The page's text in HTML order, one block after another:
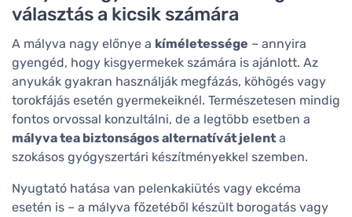
választás a kicsik számára
A mályva nagy előnye a kíméletessége – annyira
gyengéd, hogy kisgyermekek számára is ajánlott. Az
anyukák gyakran használják megfázás, köhögés vagy
torokfájás esetén gyermekeiknél. Természetesen mindig
fontos orvossal konzultálni, de a legtöbb esetben a
mályva tea biztonságos alternatívát jelent a
szokásos gyógyszertári készítményekkel szemben.
Nyugtató hatása van pelenkakiütés vagy ekcéma
esetén is – a mályva főzetéből készült borogatás vagy